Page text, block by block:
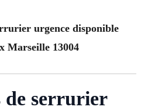
urgence disponible
Marseille 13004
de serrurier